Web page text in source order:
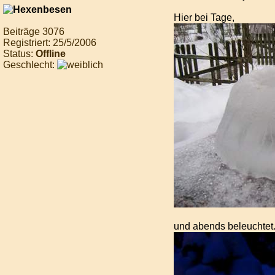
Beiträge 3076
Registriert: 25/5/2006
Status: Offline
Geschlecht:
Hier bei Tage,
und abends beleuchtet.